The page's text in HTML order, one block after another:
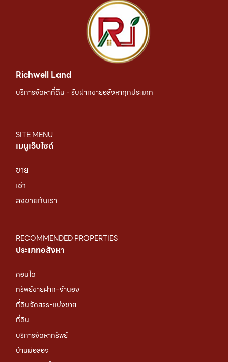
Richwell Land
บริการจัดหาที่ดิน - รับฝากขายอสังหาทุกประเภท
SITE MENU
เมนูเว็บไซต์
ขาย
เช่า
ลงขายกับเรา
RECOMMENDED PROPERTIES
ประเภทอสังหา
คอนโด
ทรัพย์ขายฝาก-จำนอง
ที่ดินจัดสรร-แบ่งขาย
ที่ดิน
บริการจัดหาทรัพย์
บ้านมือสอง